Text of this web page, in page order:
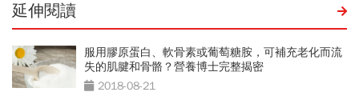
延伸閱讀
服用膠原蛋白、軟骨素或葡萄糖胺，可補充老化而流
失的肌腱和骨骼？營養博士完整揭密
2018-08-21